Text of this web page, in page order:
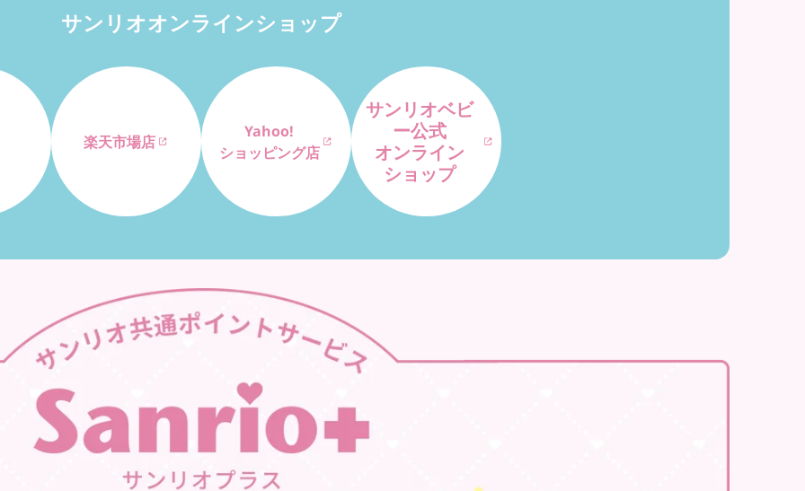
サンリオオンラインショップ
楽天市場店
Yahoo!
ショッピング店
サンリオベビ
ー公式
オンライン
ショップ